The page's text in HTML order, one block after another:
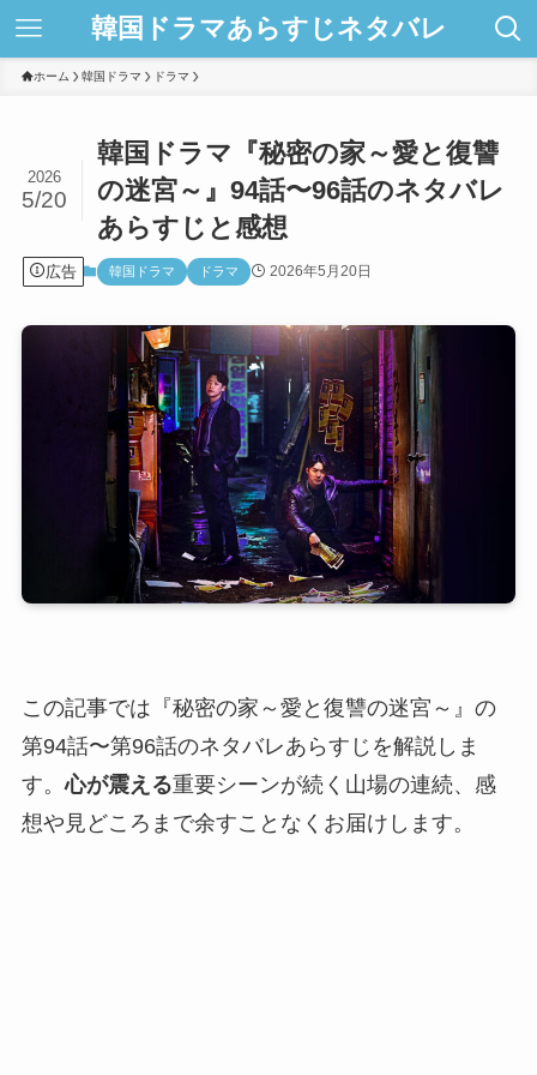
韓国ドラマあらすじネタバレ
ホーム 韓国ドラマ ドラマ
韓国ドラマ『秘密の家～愛と復讐
の迷宮～』94話〜96話のネタバレ
あらすじと感想
2026
5/20
広告 韓国ドラマ ドラマ 2026年5月20日
この記事では『秘密の家～愛と復讐の迷宮～』の
第94話〜第96話のネタバレあらすじを解説しま
す。心が震える重要シーンが続く山場の連続、感
想や見どころまで余すことなくお届けします。